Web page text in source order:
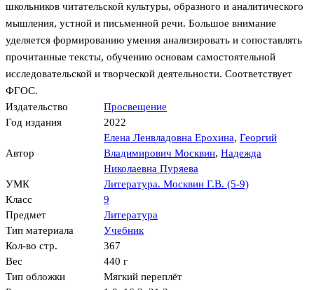
школьников читательской культуры, образного и аналитического
мышления, устной и письменной речи. Большое внимание
уделяется формированию умения анализировать и сопоставлять
прочитанные тексты, обучению основам самостоятельной
исследовательской и творческой деятельности. Соответствует
ФГОС.
Издательство
Просвещение
Год издания
2022
Автор
Елена Ленвладовна Ерохина, Георгий
Владимирович Москвин, Надежда
Николаевна Пуряева
УМК
Литература. Москвин Г.В. (5-9)
Класс
9
Предмет
Литература
Тип материала
Учебник
Кол-во стр.
367
Вес
440 г
Тип обложки
Мягкий переплёт